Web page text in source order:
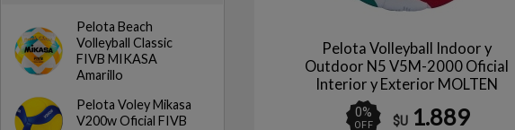
Pelota Beach
Volleyball Classic
FIVB MIKASA
Amarillo
Pelota Voley Mikasa
V200w Oficial FIVB
Pelota Volleyball Indoor y
Outdoor N5 V5M-2000 Oficial
Interior y Exterior MOLTEN
0%
OFF $U 1.889